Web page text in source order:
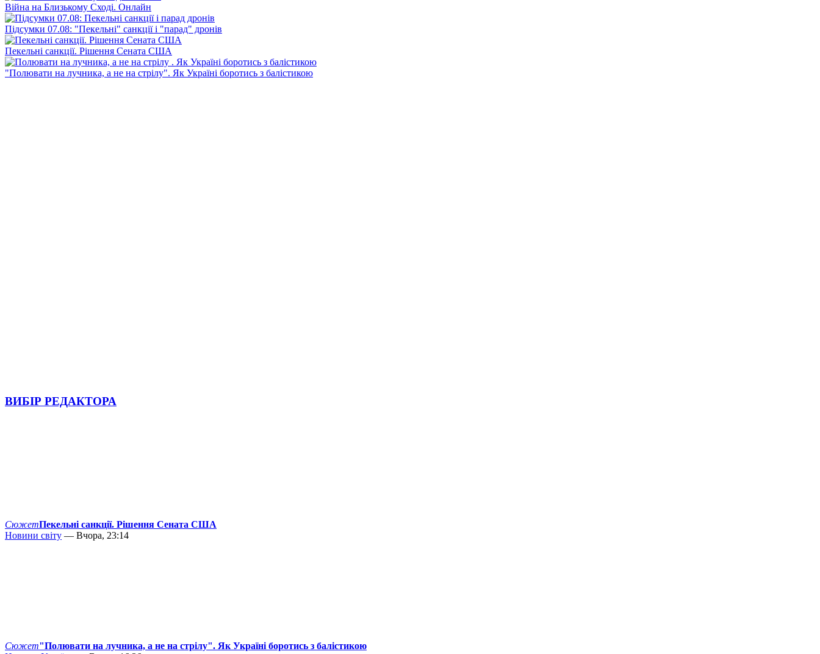
Війна на Близькому Сході. Онлайн
Підсумки 07.08: "Пекельні" санкції і "парад" дронів
Пекельні санкції. Рішення Сената США
"Полювати на лучника, а не на стрілу". Як Україні боротись з балістикою
ВИБІР РЕДАКТОРА
СюжетПекельні санкції. Рішення Сената США
Новини світу — Вчора, 23:14
Сюжет"Полювати на лучника, а не на стрілу". Як Україні боротись з балістикою